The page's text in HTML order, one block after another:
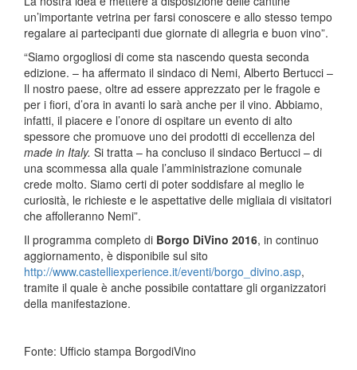
un’importante vetrina per farsi conoscere e allo stesso tempo
regalare ai partecipanti due giornate di allegria e buon vino”.
“Siamo orgogliosi di come sta nascendo questa seconda
edizione. – ha affermato il sindaco di Nemi, Alberto Bertucci –
Il nostro paese, oltre ad essere apprezzato per le fragole e
per i fiori, d’ora in avanti lo sarà anche per il vino. Abbiamo,
infatti, il piacere e l’onore di ospitare un evento di alto
spessore che promuove uno dei prodotti di eccellenza del
made in Italy. Si tratta – ha concluso il sindaco Bertucci – di
una scommessa alla quale l’amministrazione comunale
crede molto. Siamo certi di poter soddisfare al meglio le
curiosità, le richieste e le aspettative delle migliaia di visitatori
che affolleranno Nemi”.
Il programma completo di Borgo DiVino 2016, in continuo
aggiornamento, è disponibile sul sito
http://www.castelliexperience.it/eventi/borgo_divino.asp,
tramite il quale è anche possibile contattare gli organizzatori
della manifestazione.
Fonte: Ufficio stampa BorgodiVino